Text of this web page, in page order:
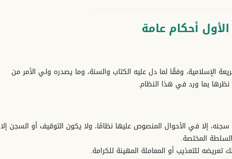
الأول أحكام عامة
الإسلامية، وفقًا لما دل عليه الكتاب والسنة، وما يصدره ولي الأمر من
بما ورد في هذا النظام.
إلا في الأحوال المنصوص عليها نظامًا، ولا يكون التوقيف أو السجن إلا
المختصة.
للتعذيب أو المعاملة المهينة للكرامة.